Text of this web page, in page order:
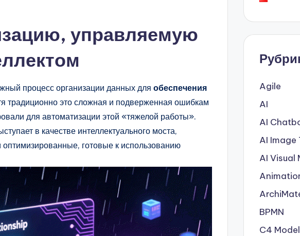
управляемую
процесс организации данных для обеспечения
традиционно это сложная и подверженная ошибкам
для автоматизации этой «тяжелой работы».
в качестве интеллектуального моста,
оптимизированные, готовые к использованию
Agile
AI
AI
AI
AI Visual
BPMN
C4 Model